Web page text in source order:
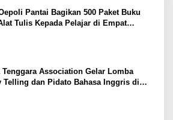
Pantai Bagikan 500 Paket Buku
Tulis Kepada Pelajar di Empat
Tenggara Association Gelar Lomba
Telling dan Pidato Bahasa Inggris di